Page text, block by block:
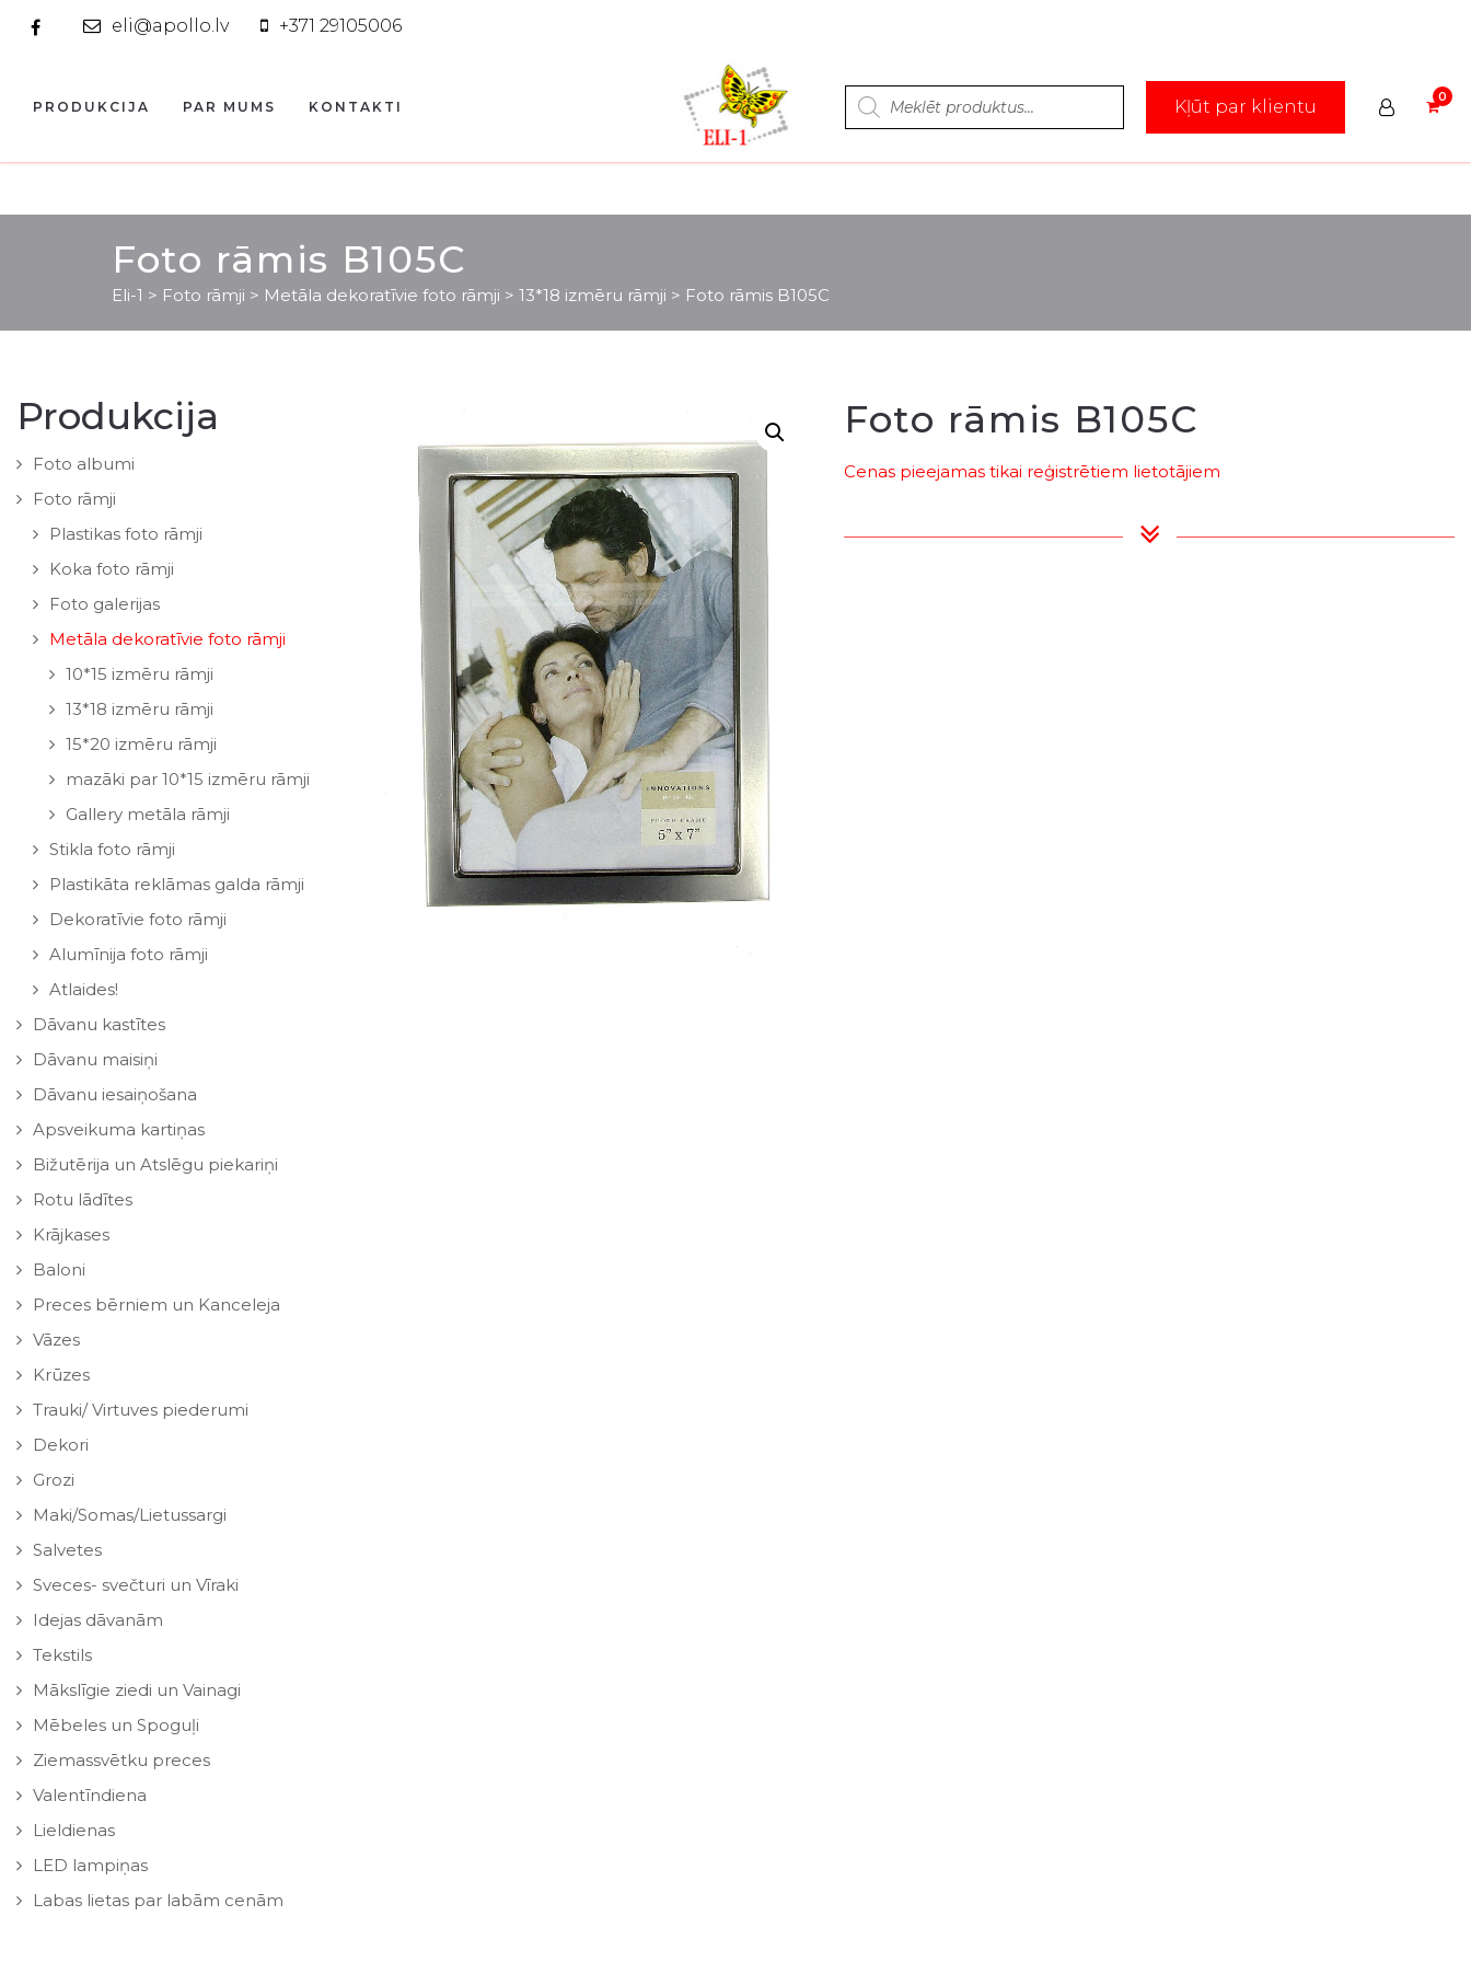
eli@apollo.lv +371 29105006
Products
search Kļūt par klientu
PRODUKCIJA PAR MUMS KONTAKTI
Foto rāmis B105C
Eli-1 > Foto rāmji > Metāla dekoratīvie foto rāmji > 13*18 izmēru rāmji > Foto rāmis B105C
Produkcija
Foto albumi
Foto rāmji
Plastikas foto rāmji
Koka foto rāmji
Foto galerijas
Metāla dekoratīvie foto rāmji
10*15 izmēru rāmji
13*18 izmēru rāmji
15*20 izmēru rāmji
mazāki par 10*15 izmēru rāmji
Gallery metāla rāmji
Stikla foto rāmji
Plastikāta reklāmas galda rāmji
Dekoratīvie foto rāmji
Alumīnija foto rāmji
Atlaides!
Dāvanu kastītes
Dāvanu maisiņi
Dāvanu iesaiņošana
Apsveikuma kartiņas
Bižutērija un Atslēgu piekariņi
Rotu lādītes
Krājkases
Baloni
Preces bērniem un Kanceleja
Vāzes
Krūzes
Trauki/ Virtuves piederumi
Dekori
Grozi
Maki/Somas/Lietussargi
Salvetes
Sveces- svečturi un Vīraki
Idejas dāvanām
Tekstils
Mākslīgie ziedi un Vainagi
Mēbeles un Spoguļi
Ziemassvētku preces
Valentīndiena
Lieldienas
LED lampiņas
Labas lietas par labām cenām
Foto rāmis B105C
Cenas pieejamas tikai reģistrētiem lietotājiem